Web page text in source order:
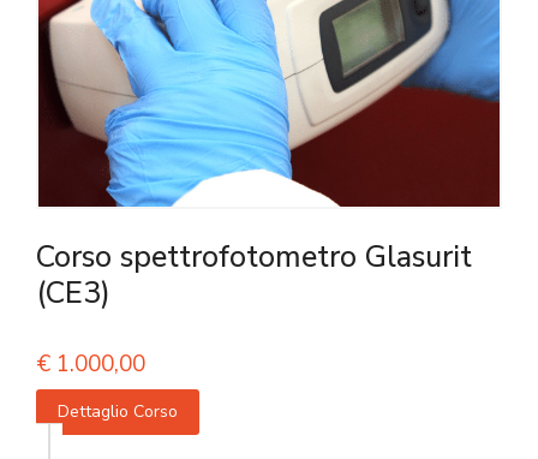
Corso spettrofotometro Glasurit
(CE3)
€ 1.000,00
Dettaglio Corso